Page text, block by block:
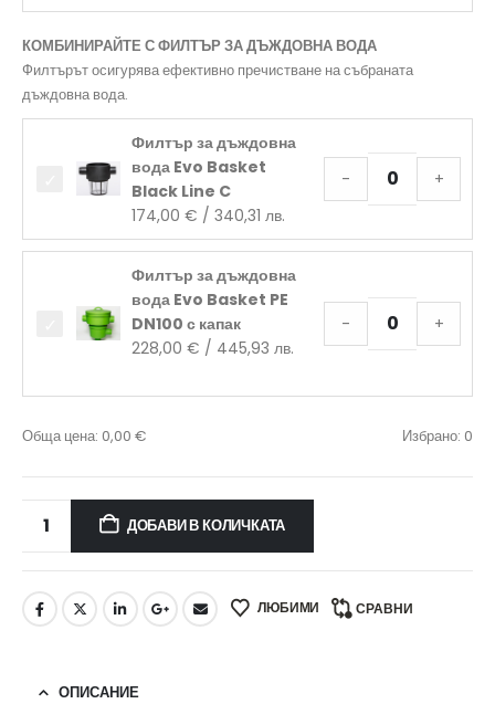
КОМБИНИРАЙТЕ С ФИЛТЪР ЗА ДЪЖДОВНА ВОДА
Филтърът осигурява ефективно пречистване на събраната
дъждовна вода.
Филтър за дъждовна
вода Evo Basket
Black Line C
174,00 € / 340,31 лв.
- +
Филтър за дъждовна
вода Evo Basket PE
DN100 с капак
228,00 € / 445,93 лв.
- +
Обща цена: 0,00 € Избрано: 0
ДОБАВИ В КОЛИЧКАТА
ЛЮБИМИ СРАВНИ
ОПИСАНИЕ